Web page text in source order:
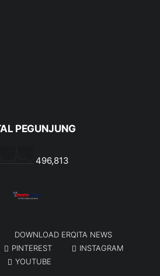
PEGUNJUNG
496,813
DOWNLOAD ERQITA NEWS
PINTEREST
INSTAGRAM
YOUTUBE